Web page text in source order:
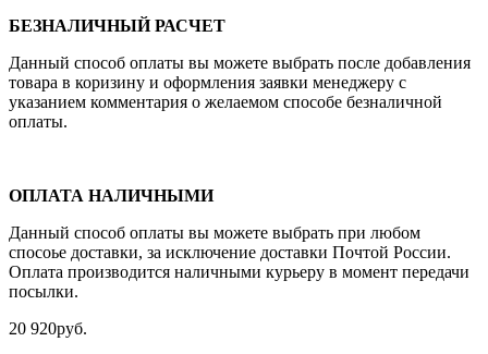
БЕЗНАЛИЧНЫЙ РАСЧЕТ
Данный способ оплаты вы можете выбрать после добавления
товара в коризину и оформления заявки менеджеру c
указанием комментария о желаемом способе безналичной
оплаты.
ОПЛАТА НАЛИЧНЫМИ
Данный способ оплаты вы можете выбрать при любом
спосоье доставки, за исключение доставки Почтой России.
Оплата производится наличными курьеру в момент передачи
посылки.
20 920руб.